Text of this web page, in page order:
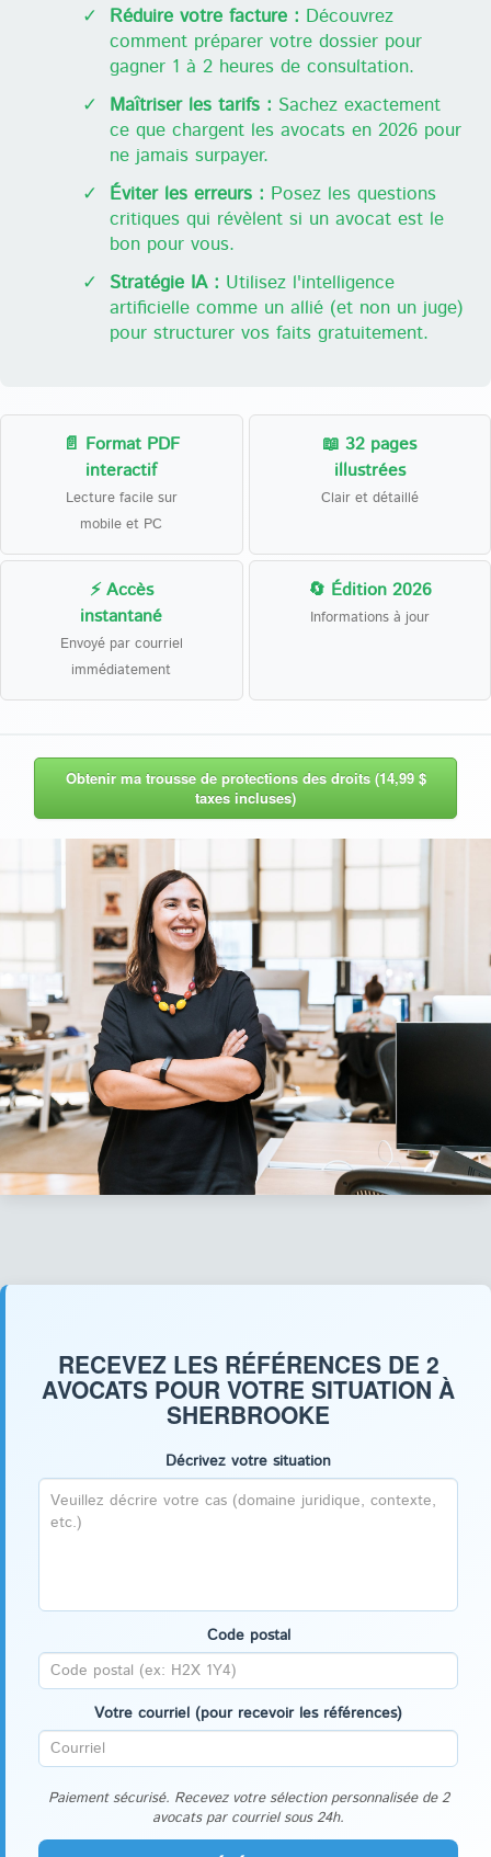
✓ Réduire votre facture : Découvrez
comment préparer votre dossier pour
gagner 1 à 2 heures de consultation.
✓ Maîtriser les tarifs : Sachez exactement
ce que chargent les avocats en 2026 pour
ne jamais surpayer.
✓ Éviter les erreurs : Posez les questions
critiques qui révèlent si un avocat est le
bon pour vous.
✓ Stratégie IA : Utilisez l'intelligence
artificielle comme un allié (et non un juge)
pour structurer vos faits gratuitement.
📄 Format PDF
interactif
Lecture facile sur
mobile et PC
📖 32 pages
illustrées
Clair et détaillé
⚡ Accès
instantané
Envoyé par courriel
immédiatement
🔄 Édition 2026
Informations à jour
Obtenir ma trousse de protections des droits (14,99 $
taxes incluses)
RECEVEZ LES RÉFÉRENCES DE 2
AVOCATS POUR VOTRE SITUATION À
SHERBROOKE
Décrivez votre situation
Code postal
Votre courriel (pour recevoir les références)
Paiement sécurisé. Recevez votre sélection personnalisée de 2
avocats par courriel sous 24h.